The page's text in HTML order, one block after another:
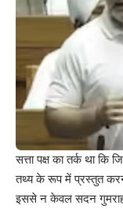
सत्ता पक्ष का तर्क था
तथ्य के रूप में प्रस्तुत
इससे न केवल सदन गुमराह